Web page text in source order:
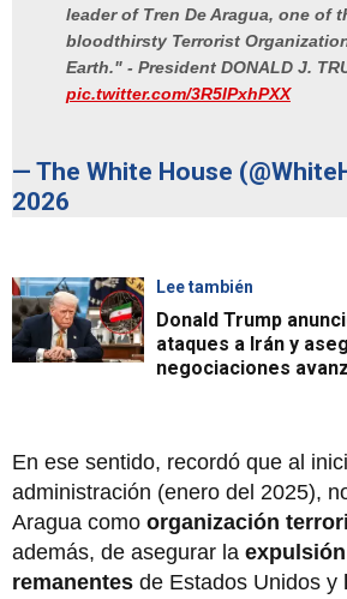
leader of Tren De Aragua, one of
bloodthirsty Terrorist
Earth." - President DONALD J.
pic.twitter.com/3R5IPxhPXX
— The White House
2026
Lee también
Donald Trump
ataques a Irán y
negociaciones
En ese sentido, recordó que al
administración (enero del 2025),
Aragua como organización
además, de asegurar la expulsión
remanentes de Estados Unidos y